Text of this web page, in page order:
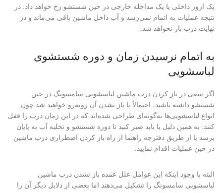
یک ارور داخلی یا یک مداخله خارجی در حین شستشو رخ خواهد داد. در
نتیجه عملیات به اتمام نمی‌رسد و آب داخل ماشین باقی می‌ماند و در
نهایت درب باز نخواهد شد.
به اتمام نرسیدن زمان و دوره شستشوی
لباسشویی
اگر سعی در باز کردن درب ماشین لباسشویی سامسونگ در حین
شستشو داشته باشید، احتمالاً با باز نشدن آن روبه‌رو خواهید شد چون
انواع لباسشویی‌ها به‌گونه‌ای طراحی شده‌اند که در این زمان درب را قفل
کنند. به همین دلیل یا باید صبر کنید تا دوره شستشو و تخلیه آب به پایان
برسد یا از طریق دفترچه راهنما از راه باز کردن اضطراری درب ماشین
در حین عملیات اقدام نمایید.
البته با وجود اینکه این عوامل علل عمده باز نشدن درب ماشین
لباسشویی سامسونگ را تشکیل می‌دهند اما بعضی از دلایل دیگر آن را